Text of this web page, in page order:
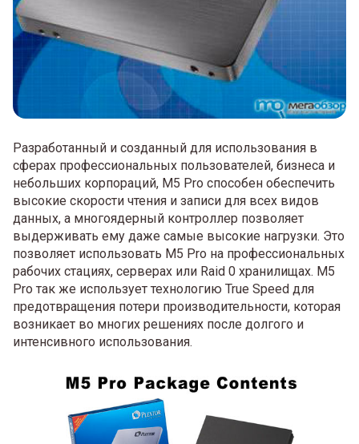
Разработанный и созданный для использования в
сферах профессиональных пользователей, бизнеса и
небольших корпораций, M5 Pro способен обеспечить
высокие скорости чтения и записи для всех видов
данных, а многоядерный контроллер позволяет
выдерживать ему даже самые высокие нагрузки. Это
позволяет использовать M5 Pro на профессиональных
рабочих стациях, серверах или Raid 0 хранилищах. M5
Pro так же использует технологию True Speed для
предотвращения потери производительности, которая
возникает во многих решениях после долгого и
интенсивного использования.